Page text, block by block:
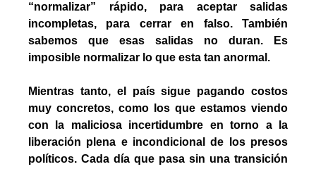
“normalizar” rápido, para aceptar salidas
incompletas, para cerrar en falso. También
sabemos que esas salidas no duran. Es
imposible normalizar lo que esta tan anormal.
Mientras tanto, el país sigue pagando costos
muy concretos, como los que estamos viendo
con la maliciosa incertidumbre en torno a la
liberación plena e incondicional de los presos
políticos. Cada día que pasa sin una transición